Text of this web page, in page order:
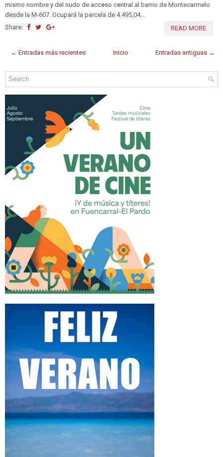
mismo nombre y del nudo de acceso central al barrio de Montecarmelo
desde la M-607. Ocupará la parcela de 4.495,04...
Share:
READ MORE
← Entradas más recientes Entradas antiguas →
Inicio